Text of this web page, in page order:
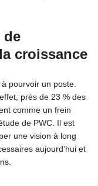
de
croissance
pourvoir un poste.
près de 23 % des
comme un frein
de PWC. Il est
une vision à long
aujourd’hui et